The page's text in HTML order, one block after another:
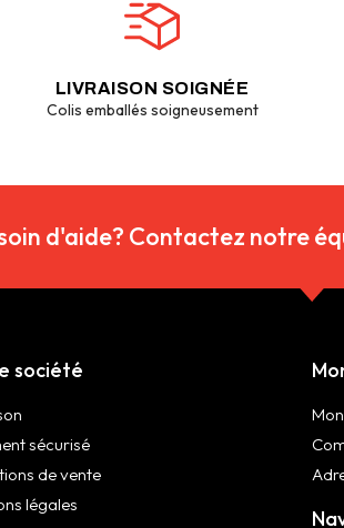
LIVRAISON SOIGNÉE
Colis emballés soigneusement
d'aide? Contactez notre
société
sécurisé
de vente
légales